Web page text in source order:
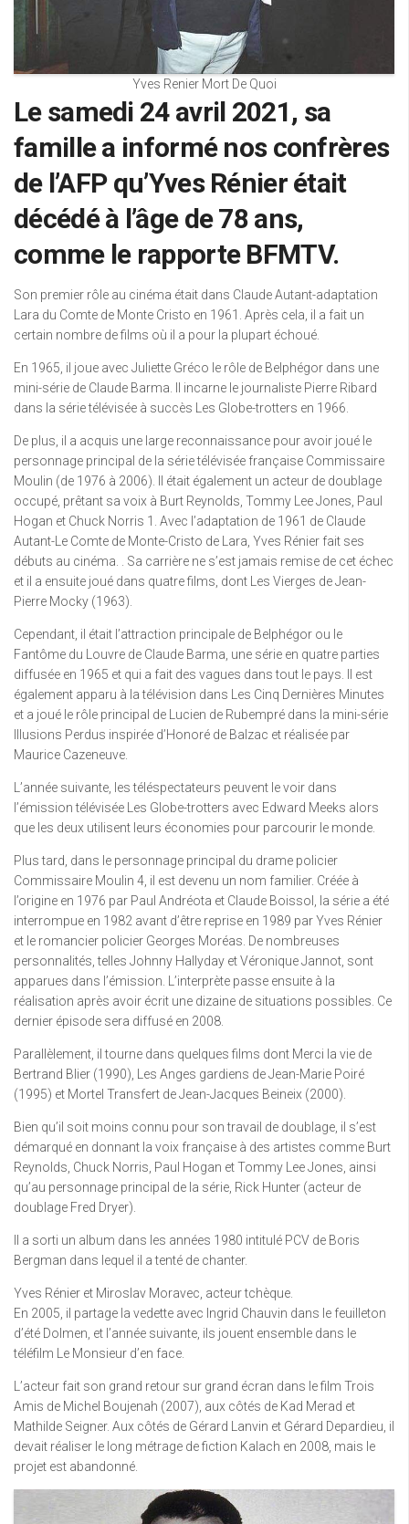
Yves Renier Mort De Quoi
Le samedi 24 avril 2021, sa
famille a informé nos confrères
de l’AFP qu’Yves Rénier était
décédé à l’âge de 78 ans,
comme le rapporte BFMTV.
Son premier rôle au cinéma était dans Claude Autant-adaptation
Lara du Comte de Monte Cristo en 1961. Après cela, il a fait un
certain nombre de films où il a pour la plupart échoué.
En 1965, il joue avec Juliette Gréco le rôle de Belphégor dans une
mini-série de Claude Barma. Il incarne le journaliste Pierre Ribard
dans la série télévisée à succès Les Globe-trotters en 1966.
De plus, il a acquis une large reconnaissance pour avoir joué le
personnage principal de la série télévisée française Commissaire
Moulin (de 1976 à 2006). Il était également un acteur de doublage
occupé, prêtant sa voix à Burt Reynolds, Tommy Lee Jones, Paul
Hogan et Chuck Norris 1. Avec l’adaptation de 1961 de Claude
Autant-Le Comte de Monte-Cristo de Lara, Yves Rénier fait ses
débuts au cinéma. . Sa carrière ne s’est jamais remise de cet échec
et il a ensuite joué dans quatre films, dont Les Vierges de Jean-
Pierre Mocky (1963).
Cependant, il était l’attraction principale de Belphégor ou le
Fantôme du Louvre de Claude Barma, une série en quatre parties
diffusée en 1965 et qui a fait des vagues dans tout le pays. Il est
également apparu à la télévision dans Les Cinq Dernières Minutes
et a joué le rôle principal de Lucien de Rubempré dans la mini-série
Illusions Perdus inspirée d’Honoré de Balzac et réalisée par
Maurice Cazeneuve.
L’année suivante, les téléspectateurs peuvent le voir dans
l’émission télévisée Les Globe-trotters avec Edward Meeks alors
que les deux utilisent leurs économies pour parcourir le monde.
Plus tard, dans le personnage principal du drame policier
Commissaire Moulin 4, il est devenu un nom familier. Créée à
l’origine en 1976 par Paul Andréota et Claude Boissol, la série a été
interrompue en 1982 avant d’être reprise en 1989 par Yves Rénier
et le romancier policier Georges Moréas. De nombreuses
personnalités, telles Johnny Hallyday et Véronique Jannot, sont
apparues dans l’émission. L’interprète passe ensuite à la
réalisation après avoir écrit une dizaine de situations possibles. Ce
dernier épisode sera diffusé en 2008.
Parallèlement, il tourne dans quelques films dont Merci la vie de
Bertrand Blier (1990), Les Anges gardiens de Jean-Marie Poiré
(1995) et Mortel Transfert de Jean-Jacques Beineix (2000).
Bien qu’il soit moins connu pour son travail de doublage, il s’est
démarqué en donnant la voix française à des artistes comme Burt
Reynolds, Chuck Norris, Paul Hogan et Tommy Lee Jones, ainsi
qu’au personnage principal de la série, Rick Hunter (acteur de
doublage Fred Dryer).
Il a sorti un album dans les années 1980 intitulé PCV de Boris
Bergman dans lequel il a tenté de chanter.
Yves Rénier et Miroslav Moravec, acteur tchèque.
En 2005, il partage la vedette avec Ingrid Chauvin dans le feuilleton
d’été Dolmen, et l’année suivante, ils jouent ensemble dans le
téléfilm Le Monsieur d’en face.
L’acteur fait son grand retour sur grand écran dans le film Trois
Amis de Michel Boujenah (2007), aux côtés de Kad Merad et
Mathilde Seigner. Aux côtés de Gérard Lanvin et Gérard Depardieu, il
devait réaliser le long métrage de fiction Kalach en 2008, mais le
projet est abandonné.